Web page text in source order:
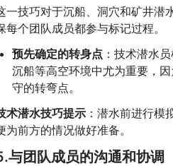
一技巧对于沉船、洞穴和矿井潜
每个团队成员都参与标记过程。
预先确定的转身点 ：技术潜水
沉船等高空环境中尤为重要，
守的转弯点。
术潜水技巧提示：潜水前进行模
为前方的情况做好准备。
与团队成员的沟通和协调